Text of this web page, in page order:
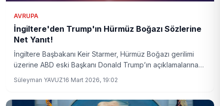
AVRUPA
İngiltere'den Trump'ın Hürmüz Boğazı Sözlerine
Net Yanıt!
İngiltere Başbakanı Keir Starmer, Hürmüz Boğazı gerilimi
üzerine ABD eski Başkanı Donald Trump’ın açıklamalarına
geniş çaplı bir savaşın içine girmeyeceğini kesin bir dille
Süleyman YAVUZ16 Mart 2026, 19:02